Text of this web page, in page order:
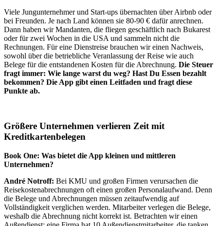
Viele Jungunternehmer und Start-ups übernachten über Airbnb oder
bei Freunden. Je nach Land können sie 80-90 € dafür anrechnen.
Dann haben wir Mandanten, die fliegen geschäftlich nach Bukarest
oder für zwei Wochen in die USA und sammeln nicht die
Rechnungen. Für eine Dienstreise brauchen wir einen Nachweis,
sowohl über die betriebliche Veranlassung der Reise wie auch
Belege für die entstandenen Kosten für die Abrechnung. Die Steuer
fragt immer: Wie lange warst du weg? Hast Du Essen bezahlt
bekommen? Die App gibt einen Leitfaden und fragt diese
Punkte ab.
Größere Unternehmen verlieren Zeit mit
Kreditkartenbelegen
Book One: Was bietet die App kleinen und mittleren
Unternehmen?
André Notroff: Bei KMU und großen Firmen verursachen die
Reisekostenabrechnungen oft einen großen Personalaufwand. Denn
die Belege und Abrechnungen müssen zeitaufwendig auf
Vollständigkeit verglichen werden. Mitarbeiter verlegen die Belege,
weshalb die Abrechnung nicht korrekt ist. Betrachten wir einen